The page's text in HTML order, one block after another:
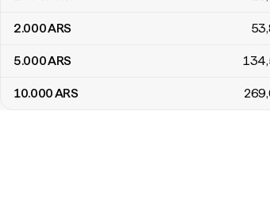
2.000ARS 53
5.000ARS 134
10.000ARS 269